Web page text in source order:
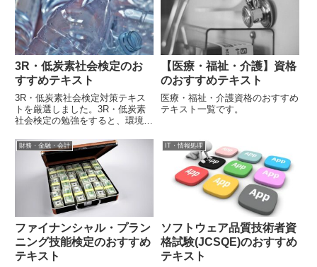
3R・低炭素社会検定のお
すすめテキスト
3R・低炭素社会検定対策テキス
トを厳選しました。3R・低炭素
社会検定の勉強をすると、環境に
す。
【医療・福祉・介護】資格
のおすすめテキスト
医療・福祉・介護資格のおすすめ
テキスト一覧です。
財務・金融・会計
ファイナンシャル・プラン
ニング技能検定のおすすめ
テキスト
IT・情報処理
ソフトウェア品質技術者資
格試験(JCSQE)のおすすめ
テキスト